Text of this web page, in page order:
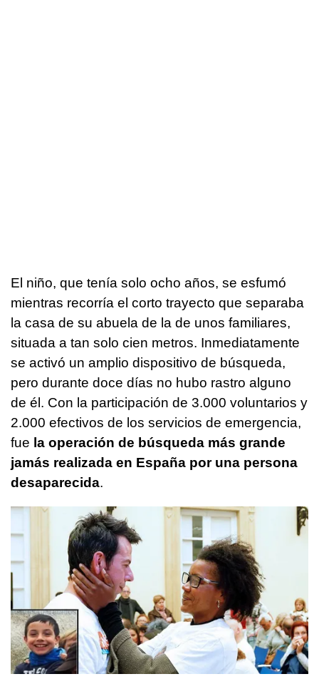
El niño, que tenía solo ocho años, se esfumó
mientras recorría el corto trayecto que separaba
la casa de su abuela de la de unos familiares,
situada a tan solo cien metros. Inmediatamente
se activó un amplio dispositivo de búsqueda,
pero durante doce días no hubo rastro alguno
de él. Con la participación de 3.000 voluntarios y
2.000 efectivos de los servicios de emergencia,
fue la operación de búsqueda más grande
jamás realizada en España por una persona
desaparecida.